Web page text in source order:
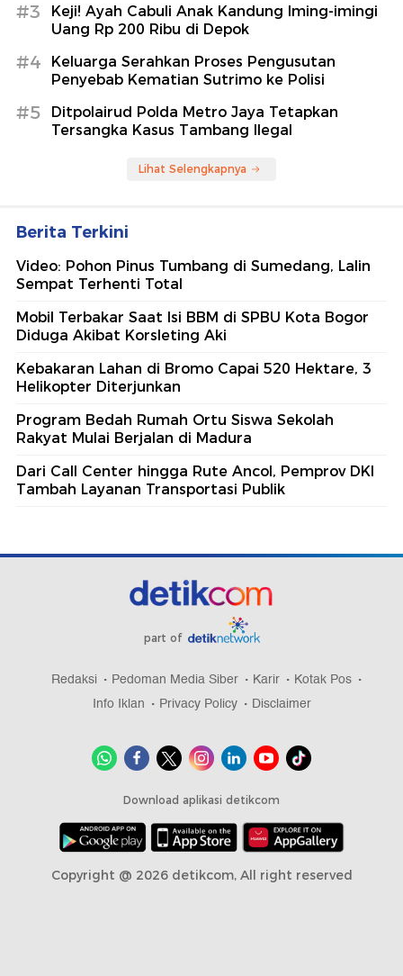
#3
Keji! Ayah Cabuli Anak Kandung Iming-imingi
Uang Rp 200 Ribu di Depok
#4
Keluarga Serahkan Proses Pengusutan
Penyebab Kematian Sutrimo ke Polisi
#5
Ditpolairud Polda Metro Jaya Tetapkan
Tersangka Kasus Tambang Ilegal
Lihat Selengkapnya
Berita Terkini
Video: Pohon Pinus Tumbang di Sumedang, Lalin
Sempat Terhenti Total
Mobil Terbakar Saat Isi BBM di SPBU Kota Bogor
Diduga Akibat Korsleting Aki
Kebakaran Lahan di Bromo Capai 520 Hektare, 3
Helikopter Diterjunkan
Program Bedah Rumah Ortu Siswa Sekolah
Rakyat Mulai Berjalan di Madura
Dari Call Center hingga Rute Ancol, Pemprov DKI
Tambah Layanan Transportasi Publik
part of
Redaksi Pedoman Media Siber Karir
Kotak Pos
Info Iklan
Privacy Policy Disclaimer
Download aplikasi detikcom
Copyright @ 2026 detikcom, All right reserved